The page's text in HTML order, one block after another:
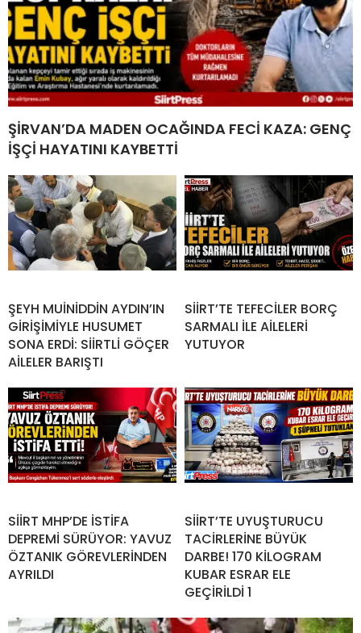
ŞİRVAN’DA MADEN OCAĞINDA FECİ KAZA: GENÇ
İŞÇİ HAYATINI KAYBETTİ
ŞEYH MUİNİDDİN AYDIN’IN
GİRİŞİMİYLE HUSUMET
SONA ERDİ: SİİRTLİ GÖÇER
AİLELER BARIŞTI
SİİRT’TE TEFECİLER BORÇ
SARMALI İLE AİLELERİ
YUTUYOR
SİİRT MHP’DE İSTİFA
DEPREMİ SÜRÜYOR: YAVUZ
ÖZTANIK GÖREVLERİNDEN
AYRILDI
SİİRT’TE UYUŞTURUCU
TACİRLERİNE BÜYÜK
DARBE! 170 KİLOGRAM
KUBAR ESRAR ELE
GEÇİRİLDİ 1